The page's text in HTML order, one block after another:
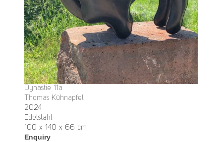
Dynastie 11a
Thomas Kühnapfel
2024
Edelstahl
100 x 140 x 66 cm
Enquiry